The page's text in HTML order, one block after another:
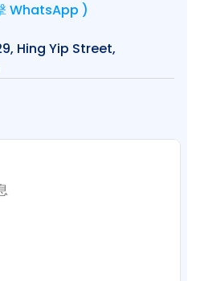
WhatsApp )
Hing Yip Street,